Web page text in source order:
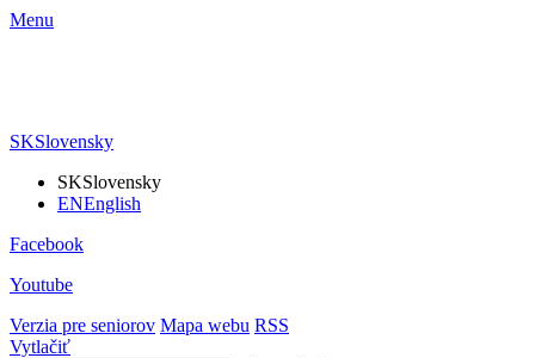
Menu
SKSlovensky
SKSlovensky
ENEnglish
Facebook
Youtube
Verzia pre seniorov Mapa webu RSS
Vytlačiť